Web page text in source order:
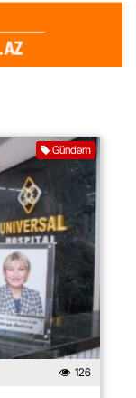
Gündəm
126